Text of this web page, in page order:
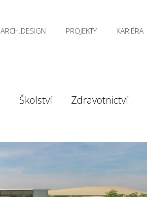
ARCH.DESIGN PROJEKTY KARIÉRA
Školství Zdravotnictví